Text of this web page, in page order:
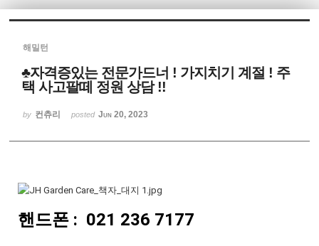
해밀턴
♣자격증있는 전문가드너 ! 가지치기 계절 ! 주
택 사고팔떼 정원 상담 !!
by 컨츄리 posted Jun 20, 2023
핸드폰 : 021 236 7177
Sketchbook5, 스케치북5
Sketchbook5, 스케치북5